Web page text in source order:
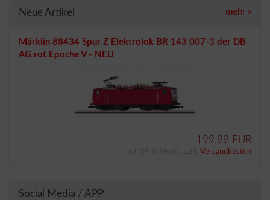
Neue Artikel mehr »
Märklin 88434 Spur Z Elektrolok BR 143 007-3 der DB
AG rot Epoche V - NEU
199,99 EUR
Versandkosten
Social Media / APP